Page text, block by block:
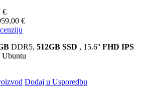
€
€
DDR5, 512GB SSD , 15.6'' FHD IPS
Ubuntu
Dodaj u Usporedbu